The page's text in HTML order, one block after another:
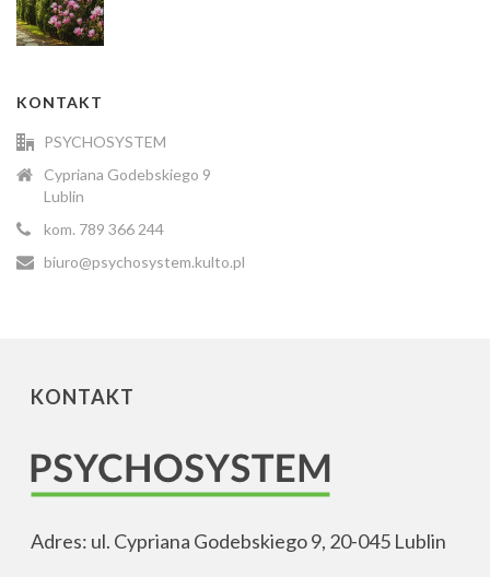
KONTAKT
PSYCHOSYSTEM
Cypriana Godebskiego 9
Lublin
kom. 789 366 244
biuro@psychosystem.kulto.pl
KONTAKT
Adres: ul. Cypriana Godebskiego 9, 20-045 Lublin